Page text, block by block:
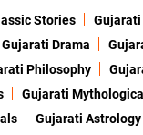
Stories
Gujarati Drama
Philosophy
Gujarati
Gujarati Astrology